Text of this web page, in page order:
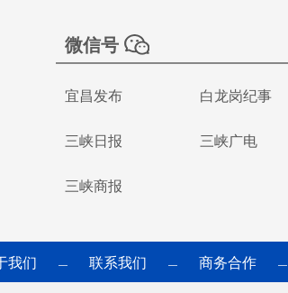
微信号
宜昌发布 白龙岗纪事
三峡日报 三峡广电
三峡商报
我们 — 联系我们 — 商务合作 —